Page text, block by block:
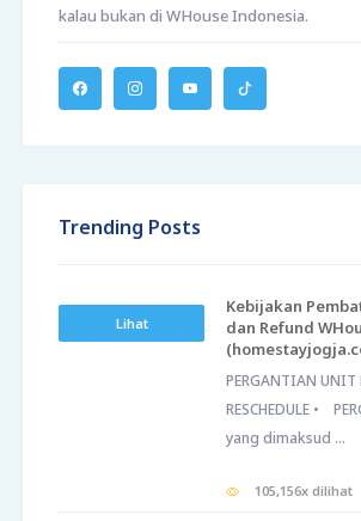
kalau bukan di WHouse Indonesia.
Trending Posts
Lihat
Kebijakan
dan Refund
PERGANTIAN UNIT
RESCHEDULE •
yang dimaksud ...
105,156x dilihat